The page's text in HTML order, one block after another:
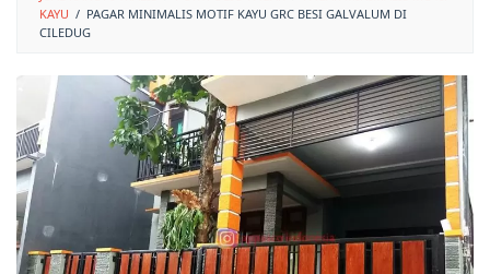
KAYU / PAGAR MINIMALIS MOTIF KAYU GRC BESI GALVALUM DI
CILEDUG